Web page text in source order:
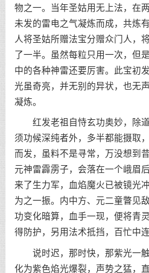
物之一。当年圣姑用无上法，在
未发的雷电之气凝炼而成，共炼
人将圣姑所赠法宝分赠众门人，
了一半。虽然每粒只用一次，但
中的各种神雷还要厉害。此宝初
光虽奇亮，并无别的异状，也无
凝炼。
红发老祖自恃玄功奥妙，除道
须功候深纯者外，多半都能摄取
而发，虽料不是寻常，万没想到
元神雷霹雳子，会落在一个峨眉
来了生力军，血焰魔火已被镜光
为之一振。内中方、元二童瞥见
功变化暗算，血手一现，便将青
得防护，另用法术抵挡，百忙中
说时迟，那时快，那紫光一触
化为紫色焰光爆裂，声势之猛，